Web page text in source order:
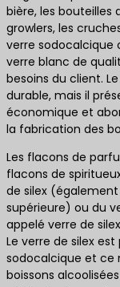
bière, les bouteilles
growlers, les
verre sodocalcique
verre blanc de
besoins du client.
durable, mais il
économique et
la fabrication des
Les flacons de
flacons de
de silex
supérieure) ou du
appelé verre de
Le verre de silex
sodocalcique et ce
boissons